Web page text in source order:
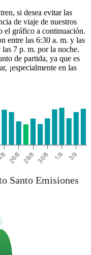
Vitória, Espirito Santo
si desea evitar las
de viaje de nuestros
el gráfico a continuación.
entre las 6:30 a. m. y las
7 p. m. por la noche.
de partida, ya que es
¡especialmente en las
Santo Emisiones